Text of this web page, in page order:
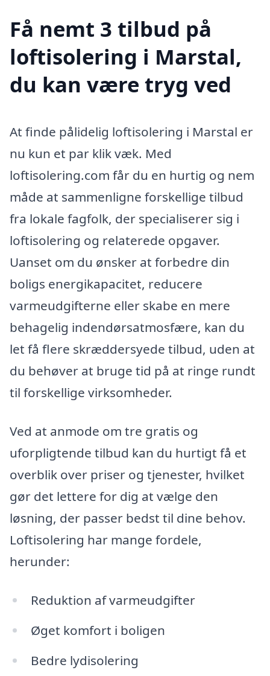
Få nemt 3 tilbud på
loftisolering i Marstal,
du kan være tryg ved
At finde pålidelig loftisolering i Marstal er
nu kun et par klik væk. Med
loftisolering.com får du en hurtig og nem
måde at sammenligne forskellige tilbud
fra lokale fagfolk, der specialiserer sig i
loftisolering og relaterede opgaver.
Uanset om du ønsker at forbedre din
boligs energikapacitet, reducere
varmeudgifterne eller skabe en mere
behagelig indendørsatmosfære, kan du
let få flere skræddersyede tilbud, uden at
du behøver at bruge tid på at ringe rundt
til forskellige virksomheder.
Ved at anmode om tre gratis og
uforpligtende tilbud kan du hurtigt få et
overblik over priser og tjenester, hvilket
gør det lettere for dig at vælge den
løsning, der passer bedst til dine behov.
Loftisolering har mange fordele,
herunder:
Reduktion af varmeudgifter
Øget komfort i boligen
Bedre lydisolering